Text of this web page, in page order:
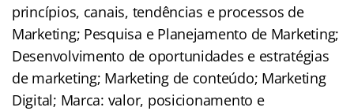
princípios, canais, tendências e processos de
Marketing; Pesquisa e Planejamento de Marketing;
Desenvolvimento de oportunidades e estratégias
de marketing; Marketing de conteúdo; Marketing
Digital; Marca: valor, posicionamento e